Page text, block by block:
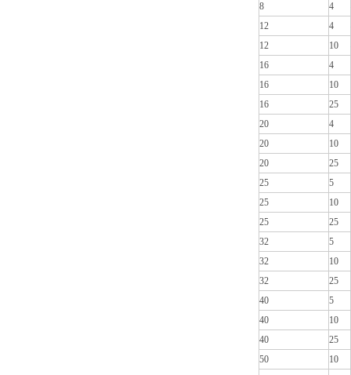
8
4
12
4
12
10
16
4
16
10
16
25
20
4
20
10
20
25
25
5
25
10
25
25
32
5
32
10
32
25
40
5
40
10
40
25
50
10